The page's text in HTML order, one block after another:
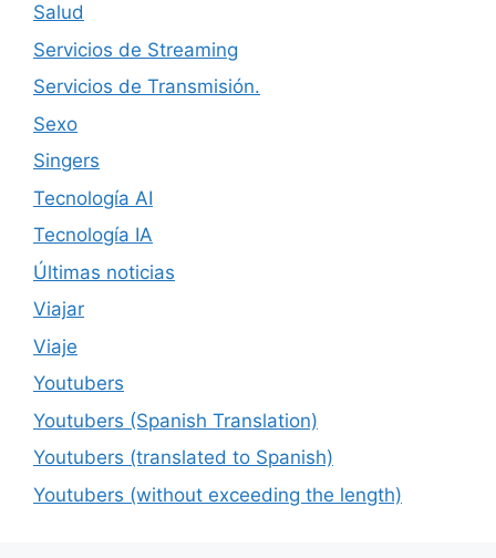
Salud
Servicios de Streaming
Servicios de Transmisión.
Sexo
Singers
Tecnología AI
Tecnología IA
Últimas noticias
Viajar
Viaje
Youtubers
Youtubers (Spanish Translation)
Youtubers (translated to Spanish)
Youtubers (without exceeding the length)